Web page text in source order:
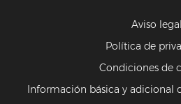
Aviso legal
Política de
Condiciones de
Información básica y adicional